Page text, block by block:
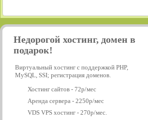
Недорогой хостинг, домен в
подарок!
Виртуальный хостинг с поддержкой PHP,
MySQL, SSI; регистрация доменов.
Хостинг сайтов - 72р/мес
Аренда сервера - 2250р/мес
VDS VPS хостинг - 270р/мес.